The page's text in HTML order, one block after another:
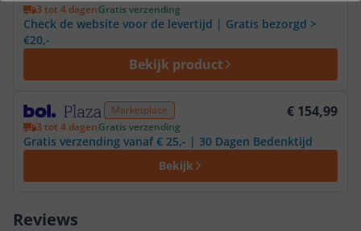
3 tot 4 dagenGratis verzending
Check de website voor de levertijd | Gratis bezorgd >
€20,-
Bekijk product
Marketplace € 154,99
3 tot 4 dagenGratis verzending
Gratis verzending vanaf € 25,- | 30 Dagen Bedenktijd
Bekijk
Reviews